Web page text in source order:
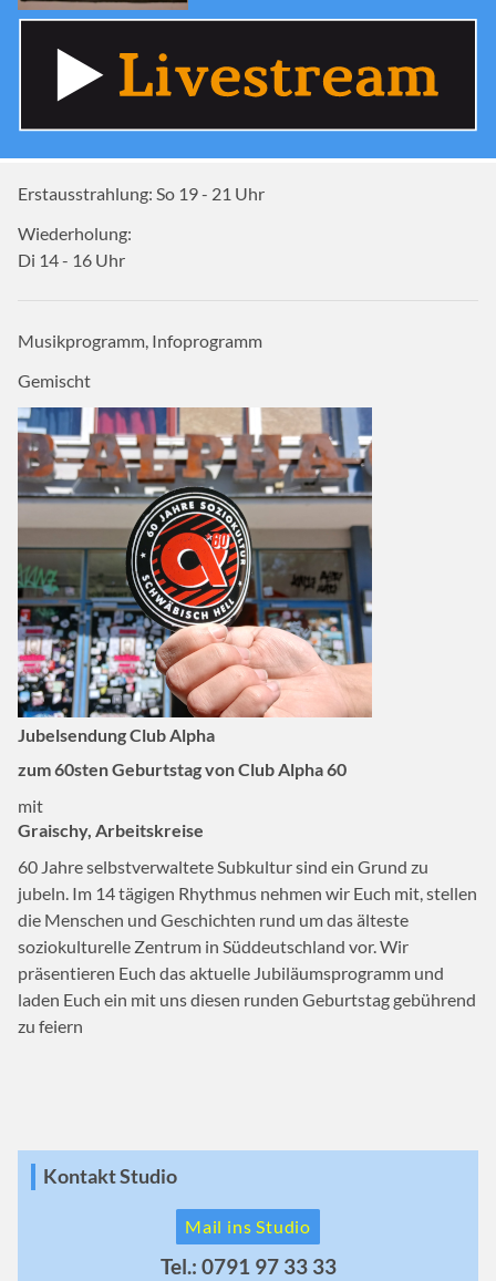
Erstausstrahlung: So 19 - 21 Uhr
Wiederholung:
Di 14 - 16 Uhr
Musikprogramm, Infoprogramm
Gemischt
Jubelsendung Club Alpha
zum 60sten Geburtstag von Club Alpha 60
mit
Graischy, Arbeitskreise
60 Jahre selbstverwaltete Subkultur sind ein Grund zu
jubeln. Im 14 tägigen Rhythmus nehmen wir Euch mit, stellen
die Menschen und Geschichten rund um das älteste
soziokulturelle Zentrum in Süddeutschland vor. Wir
präsentieren Euch das aktuelle Jubiläumsprogramm und
laden Euch ein mit uns diesen runden Geburtstag gebührend
zu feiern
Kontakt Studio
Mail ins Studio
Tel.: 0791 97 33 33